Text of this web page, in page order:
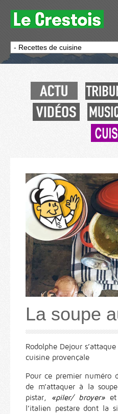
La soupe
Rodolphe Dejour
cuisine provençale
Pour ce premier numéro
de m’attaquer à la
pistar, «piler/ broyer»et
l’italien pestare dont la